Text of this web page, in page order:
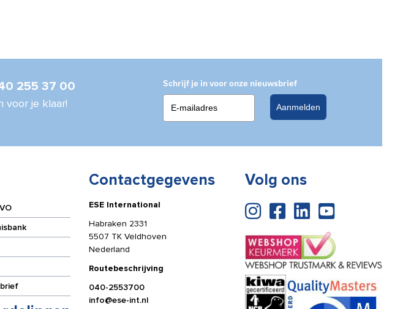
255 37 00
voor je klaar!
Schrijf je in voor onze nieuwsbrief
Aanmelden
Contactgegevens
ESE International
Habraken 2331
5507 TK Veldhoven
Nederland
Routebeschrijving
040-2553700
info@ese-int.nl
Volg ons